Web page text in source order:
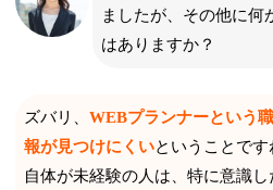
ましたが、その他に何
はありますか？
ズバリ、WEBプランナーという
報が見つけにくいということで
自体が未経験の人は、特に意識